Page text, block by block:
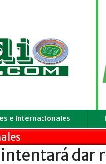
e Internacionales
dar